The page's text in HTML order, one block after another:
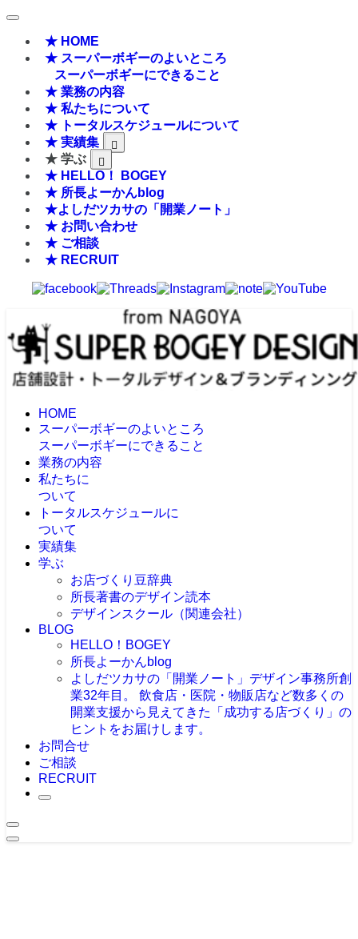
★ HOME
★ スーパーボギーのよいところ
スーパーボギーにできること
★ 業務の内容
★ 私たちについて
★ トータルスケジュールについて
★ 実績集
★ 学ぶ
★ HELLO！ BOGEY
★ 所長よーかんblog
★よしだツカサの「開業ノート」
★ お問い合わせ
★ ご相談
★ RECRUIT
HOME
スーパーボギーのよいところ
スーパーボギーにできること
業務の内容
私たちに
ついて
トータルスケジュールに
ついて
実績集
学ぶ
お店づくり豆辞典
所長著書のデザイン読本
デザインスクール（関連会社）
BLOG
HELLO！BOGEY
所長よーかんblog
よしだツカサの「開業ノート」 デザイン事務所創
業32年目。 飲食店・医院・物販店など数多くの
開業支援から見えてきた「成功する店づくり」の
ヒントをお届けします。
お問合せ
ご相談
RECRUIT